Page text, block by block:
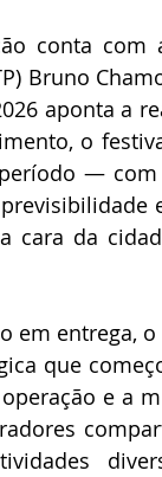
conta com
Bruno
aponta a
o
—
cara da
em entrega,
que
e a